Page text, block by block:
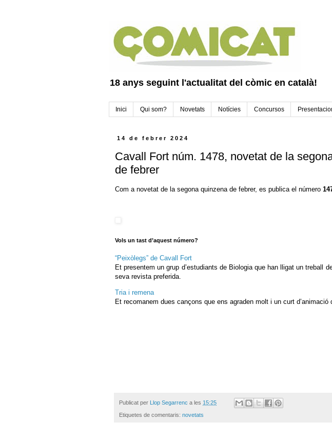
18 anys seguint l'actualitat del còmic en català!
Inici Qui som? Novetats Notícies Concursos
14 de febrer 2024
Cavall Fort núm. 1478, novetat de la
de febrer
Com a novetat de la segona quinzena de febrer, es publica el número
Vols un tast d’aquest número?
“Peixòlegs” de Cavall Fort
Et presentem un grup d’estudiants de Biologia que han lligat un treball
seva revista preferida.
Tria i remena
Et recomanem dues cançons que ens agraden molt i un curt d’animació
Publicat per Llop Segarrenc a les 15:25
Etiquetes de comentaris: novetats